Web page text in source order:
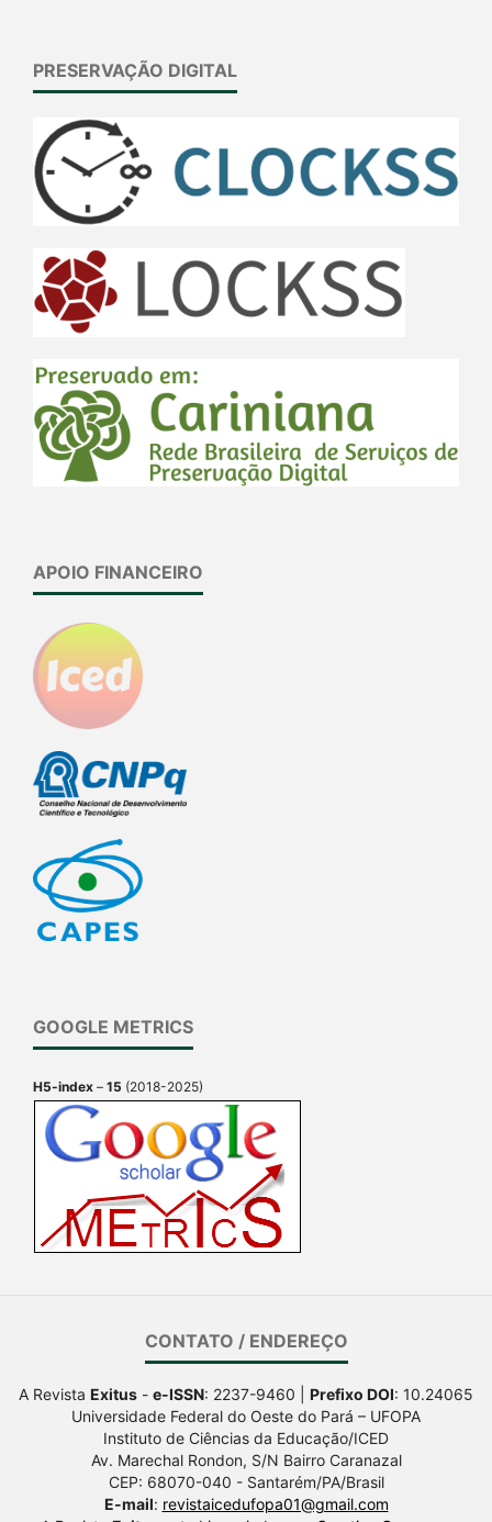
PRESERVAÇÃO DIGITAL
APOIO FINANCEIRO
GOOGLE METRICS
H5-index – 15 (2018-2025)
CONTATO / ENDEREÇO
A Revista Exitus - e-ISSN: 2237-9460 | Prefixo DOI: 10.24065
Universidade Federal do Oeste do Pará – UFOPA
Instituto de Ciências da Educação/ICED
Av. Marechal Rondon, S/N Bairro Caranazal
CEP: 68070-040 - Santarém/PA/Brasil
E-mail: revistaicedufopa01@gmail.com